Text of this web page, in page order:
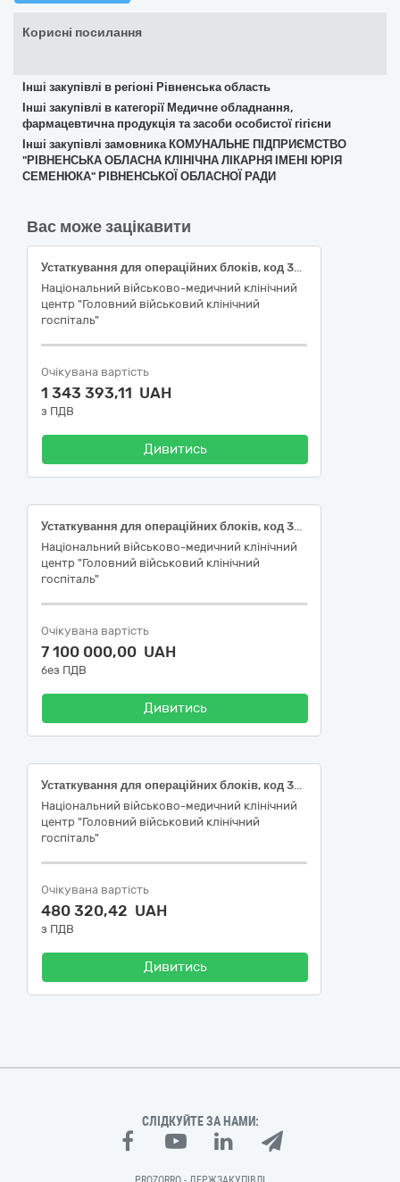
Корисні посилання
Інші закупівлі в регіоні Рівненська область
Інші закупівлі в категорії Медичне обладнання,
фармацевтична продукція та засоби особистої гігієни
Інші закупівлі замовника КОМУНАЛЬНЕ ПІДПРИЄМСТВО
"РІВНЕНСЬКА ОБЛАСНА КЛІНІЧНА ЛІКАРНЯ ІМЕНІ ЮРІЯ
СЕМЕНЮКА" РІВНЕНСЬКОЇ ОБЛАСНОЇ РАДИ
Вас може зацікавити
Устаткування для операційних блоків, код 33160000-9 за ДК 021:2015 «Єдиний закупівельний словник» (Ендоскопічні та ендохірургічні інструменти, код 33168000-5 за ДК 021:2015 «Єдиний закупівельний словник», код 17662 за НК 024:2023 - Гнучкий відеобронхоскоп, код Z12020802 за НК 031:2024 "Національна номенклатура медичних виробів" - ВІДЕОБРОНХОСКОПИ)
Національний військово-медичний клінічний
центр "Головний військовий клінічний
госпіталь"
Очікувана вартість
1 343 393,11 UAH
з ПДВ
Дивитись
Устаткування для операційних блоків, код 33160000-9 за ДК 021:2015 «Єдиний закупівельний словник» (Ендоскопічні та ендохірургічні інструменти, код 33168000-5 за ДК 021:2015 «Єдиний закупівельний словник», код 35616 за НК 024:2023 - Система ендоскопічної візуалізації, код Z12020403 за НК 031:2024 "Національна номенклатура медичних виробів" -– Модулі для ендоскопічної візуалізації та мінімально інвазивної хірургії)
Національний військово-медичний клінічний
центр "Головний військовий клінічний
госпіталь"
Очікувана вартість
7 100 000,00 UAH
без ПДВ
Дивитись
Устаткування для операційних блоків, код 33160000-9 за ДК 021:2015 «Єдиний закупівельний словник» (Ендоскопічні та ендохірургічні інструменти, код 33168000-5 за ДК 021:2015 «Єдиний закупівельний словник», код 36777 за НК 024:2023 - Система всмоктування загального призначення лінійна, код Z120105 за НК 031:2024 "Національна номенклатура медичних виробів" – МЕДИЧНЕ ОБЛАДНАННЯ І СУПУТНІ АКСЕСУАРИ, ПРОГРАМНЕ ЗАБЕЗПЕЧЕННЯ І ВИТРАТНІ МАТЕРІАЛИ ХІРУРГІЧНІ МЕДИЧНІ АСПІРАТОРИ)
Національний військово-медичний клінічний
центр "Головний військовий клінічний
госпіталь"
Очікувана вартість
480 320,42 UAH
з ПДВ
Дивитись
СЛІДКУЙТЕ ЗА НАМИ: